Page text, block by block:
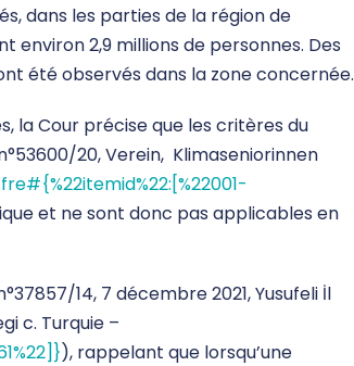
dans les parties de la région de
environ 2,9 millions de personnes. Des
été observés dans la zone concernée.
la Cour précise que les critères du
20, Verein, Klimaseniorinnen
et ne sont donc pas applicables en
14, 7 décembre 2021, Yusufeli İl
c. Turquie –
), rappelant que lorsqu’une